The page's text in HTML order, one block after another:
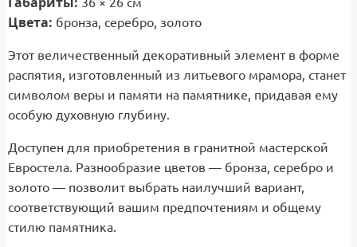
Цвета: бронза, серебро, золото
Этот величественный декоративный элемент в форме
распятия, изготовленный из литьевого мрамора, станет
символом веры и памяти на памятнике, придавая ему
особую духовную глубину.
Доступен для приобретения в гранитной мастерской
Евростела. Разнообразие цветов — бронза, серебро и
золото — позволит выбрать наилучший вариант,
соответствующий вашим предпочтениям и общему
стилю памятника.